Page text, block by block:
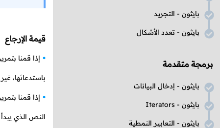
بايثون - التجريد
بايثون - تعدد الأشكال
برمجة متقدمة
بايثون - إدخال البيانات
بايثون - Iterators
بايثون - التعابير النمطية
قيمة الإرجاع
إذا قمنا
باستدعائها،
إذا قمنا
النص الذي